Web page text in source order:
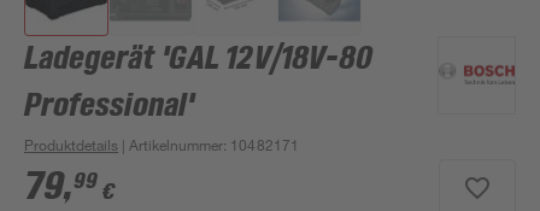
Ladegerät 'GAL 12V/18V-80
Professional'
Produktdetails | Artikelnummer: 10482171
79,99 €